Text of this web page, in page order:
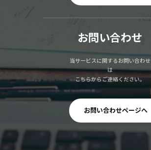
お問い合わせ
当サービスに関するお問い合わせ
は
こちらからご連絡ください。
お問い合わせページへ